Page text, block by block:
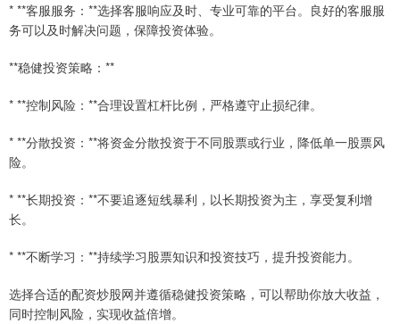
* **客服服务：**选择客服响应及时、专业可靠的平台。良好的客服服
务可以及时解决问题，保障投资体验。
**稳健投资策略：**
* **控制风险：**合理设置杠杆比例，严格遵守止损纪律。
* **分散投资：**将资金分散投资于不同股票或行业，降低单一股票风
险。
* **长期投资：**不要追逐短线暴利，以长期投资为主，享受复利增
长。
* **不断学习：**持续学习股票知识和投资技巧，提升投资能力。
选择合适的配资炒股网并遵循稳健投资策略，可以帮助你放大收益，
同时控制风险，实现收益倍增。